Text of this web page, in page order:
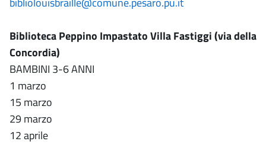
Biblioteca Peppino Impastato Villa Fastiggi (via della
Concordia)
BAMBINI 3-6 ANNI
1 marzo
15 marzo
29 marzo
12 aprile